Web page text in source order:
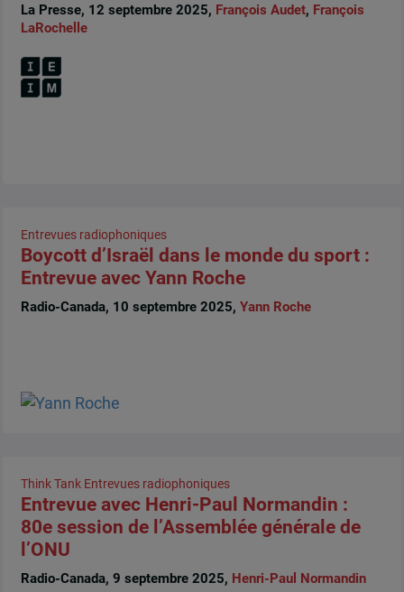
La Presse, 12 septembre 2025, François Audet, François
LaRochelle
Entrevues radiophoniques
Boycott d’Israël dans le monde du sport :
Entrevue avec Yann Roche
Radio-Canada, 10 septembre 2025, Yann Roche
Think Tank Entrevues radiophoniques
Entrevue avec Henri-Paul Normandin :
80e session de l’Assemblée générale de
l’ONU
Radio-Canada, 9 septembre 2025, Henri-Paul Normandin